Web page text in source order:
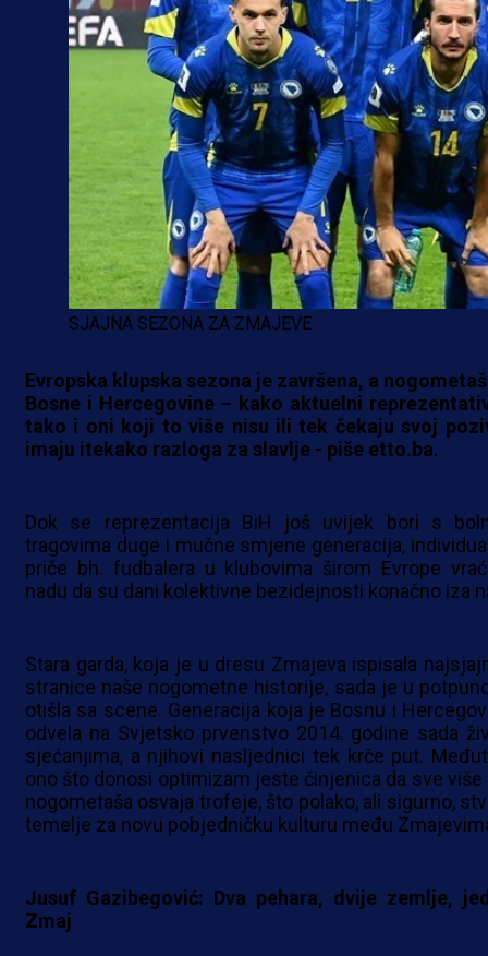
SJAJNA SEZONA ZA ZMAJEVE
Evropska klupska sezona je završena, a
Bosne i Hercegovine – kako aktuelni
tako i oni koji to više nisu ili tek čekaju svoj
imaju itekako razloga za slavlje - piše etto.ba.
Dok se reprezentacija BiH još uvijek bori s
tragovima duge i mučne smjene generacija,
priče bh. fudbalera u klubovima širom Evrope
nadu da su dani kolektivne bezidejnosti konačno iza
Stara garda, koja je u dresu Zmajeva ispisala
stranice naše nogometne historije, sada je u
otišla sa scene. Generacija koja je Bosnu i
odvela na Svjetsko prvenstvo 2014. godine sada
sjećanjima, a njihovi nasljednici tek krče put.
ono što donosi optimizam jeste činjenica da sve više
nogometaša osvaja trofeje, što polako, ali sigurno,
temelje za novu pobjedničku kulturu među
Jusuf Gazibegović: Dva pehara, dvije zemlje,
Zmaj